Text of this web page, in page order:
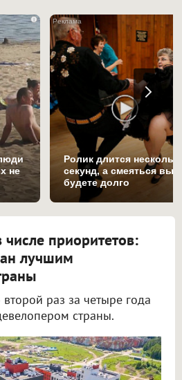
i
не
Ролик длится
секунд, а смеяться вы
будете долго
приоритетов:
лучшим
раз за четыре года
страны.